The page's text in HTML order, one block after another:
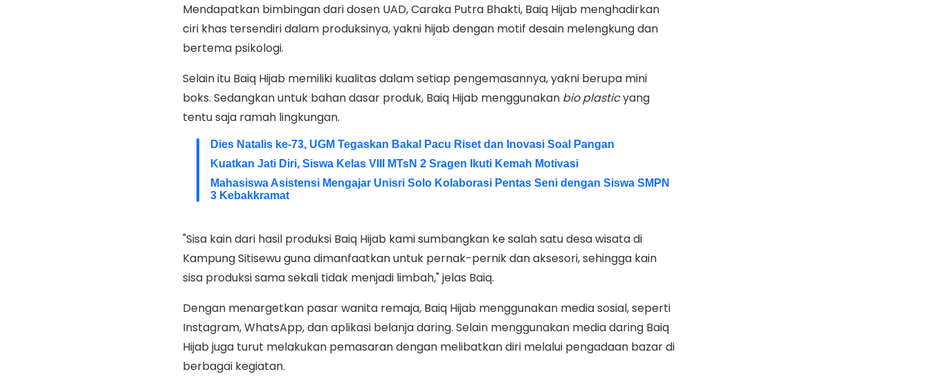
Mendapatkan bimbingan dari dosen UAD, Caraka Putra Bhakti, Baiq Hijab menghadirkan
ciri khas tersendiri dalam produksinya, yakni hijab dengan motif desain melengkung dan
bertema psikologi.
Selain itu Baiq Hijab memiliki kualitas dalam setiap pengemasannya, yakni berupa mini
boks. Sedangkan untuk bahan dasar produk, Baiq Hijab menggunakan bio plasticyang
tentu saja ramah lingkungan.
Dies Natalis ke-73, UGM Tegaskan Bakal Pacu Riset dan Inovasi Soal Pangan
Kuatkan Jati Diri, Siswa Kelas VIII MTsN 2 Sragen Ikuti Kemah Motivasi
Mahasiswa Asistensi Mengajar Unisri Solo Kolaborasi Pentas Seni dengan Siswa SMPN
3 Kebakkramat
"Sisa kain dari hasil produksi Baiq Hijab kami sumbangkan ke salah satu desa wisata di
Kampung Sitisewu guna dimanfaatkan untuk pernak-pernik dan aksesori, sehingga kain
sisa produksi sama sekali tidak menjadi limbah," jelas Baiq.
Dengan menargetkan pasar wanita remaja, Baiq Hijab menggunakan media sosial, seperti
Instagram, WhatsApp, dan aplikasi belanja daring. Selain menggunakan media daring Baiq
Hijab juga turut melakukan pemasaran dengan melibatkan diri melalui pengadaan bazar di
berbagai kegiatan.